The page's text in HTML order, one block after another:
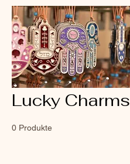
Lucky Charms
0 Produkte